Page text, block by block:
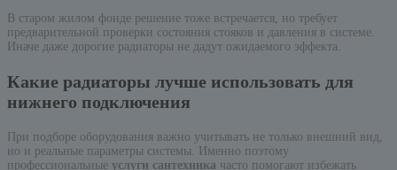
В старом жилом фонде решение тоже встречается, но требует
предварительной проверки состояния стояков и давления в системе.
Иначе даже дорогие радиаторы не дадут ожидаемого эффекта.
Какие радиаторы лучше использовать для
нижнего подключения
При подборе оборудования важно учитывать не только внешний вид,
но и реальные параметры системы. Именно поэтому
профессиональные услуги сантехника часто помогают избежать